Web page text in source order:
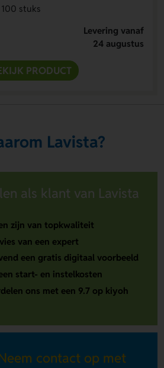
stuks
Levering vanaf
24 augustus
PRODUCT
Lavista?
als klant van Lavista
zijn van topkwaliteit
van een expert
een gratis digitaal voorbeeld
start- en instelkosten
ons met een 9.7 op kiyoh
contact op met